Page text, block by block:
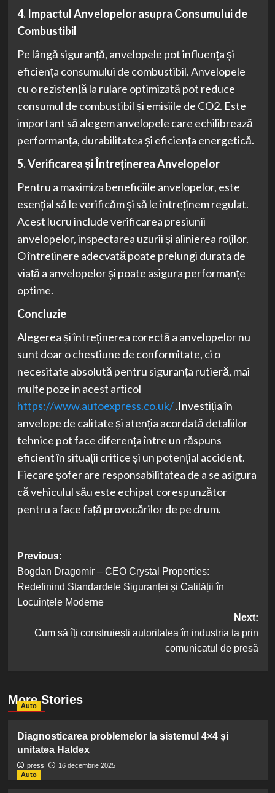
4. Impactul Anvelopelor asupra Consumului de
Combustibil
Pe lângă siguranță, anvelopele pot influența și
eficiența consumului de combustibil. Anvelopele
cu o rezistență la rulare optimizată pot reduce
consumul de combustibil și emisiile de CO2. Este
important să alegem anvelopele care echilibrează
performanța, durabilitatea și eficiența energetică.
5. Verificarea și Întreținerea Anvelopelor
Pentru a maximiza beneficiile anvelopelor, este
esențial să le verificăm și să le întreținem regulat.
Acest lucru include verificarea presiunii
anvelopelor, inspectarea uzurii și alinierea roților.
O întreținere adecvată poate prelungi durata de
viață a anvelopelor și poate asigura performanțe
optime.
Concluzie
Alegerea și întreținerea corectă a anvelopelor nu
sunt doar o chestiune de conformitate, ci o
necesitate absolută pentru siguranța rutieră, mai
multe poze in acest articol
https://www.autoexpress.co.uk/.Investiția în
anvelope de calitate și atenția acordată detaliilor
tehnice pot face diferența între un răspuns
eficient în situații critice și un potențial accident.
Fiecare șofer are responsabilitatea de a se asigura
că vehiculul său este echipat corespunzător
pentru a face față provocărilor de pe drum.
Post
navigation
Previous:
Bogdan Dragomir – CEO Crystal Properties:
Redefinind Standardele Siguranței și Calității în
Locuințele Moderne
Next:
Cum să îți construiești autoritatea în industria ta prin
comunicatul de presă
More Stories
Auto
Diagnosticarea problemelor la sistemul 4×4 și
unitatea Haldex
press
16 decembrie 2025
Auto